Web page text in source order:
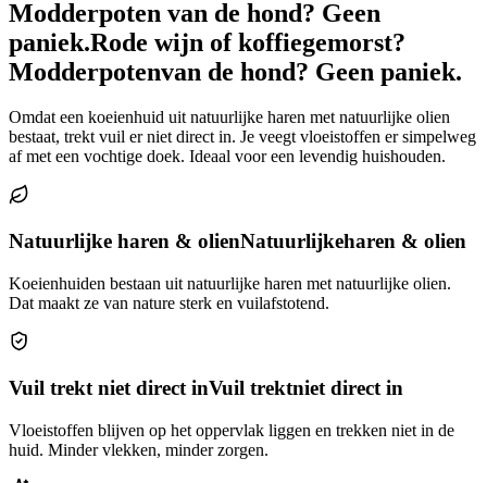
Modderpoten van de hond? Geen
paniek.Rode wijn of koffiegemorst?
Modderpotenvan de hond? Geen paniek.
Omdat een koeienhuid uit natuurlijke haren met natuurlijke olien
bestaat, trekt vuil er niet direct in. Je veegt vloeistoffen er simpelweg
af met een vochtige doek. Ideaal voor een levendig huishouden.
Natuurlijke haren & olienNatuurlijkeharen & olien
Koeienhuiden bestaan uit natuurlijke haren met natuurlijke olien.
Dat maakt ze van nature sterk en vuilafstotend.
Vuil trekt niet direct inVuil trektniet direct in
Vloeistoffen blijven op het oppervlak liggen en trekken niet in de
huid. Minder vlekken, minder zorgen.